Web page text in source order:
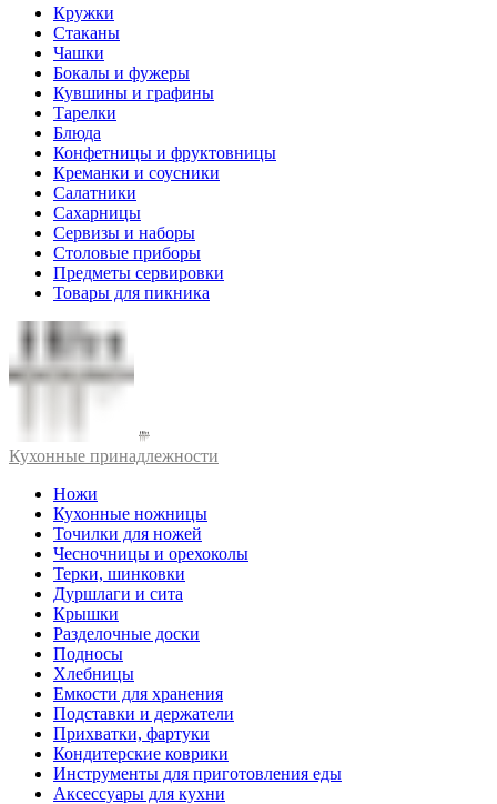
Кружки
Стаканы
Чашки
Бокалы и фужеры
Кувшины и графины
Тарелки
Блюда
Конфетницы и фруктовницы
Креманки и соусники
Салатники
Сахарницы
Сервизы и наборы
Столовые приборы
Предметы сервировки
Товары для пикника
Кухонные принадлежности
Ножи
Кухонные ножницы
Точилки для ножей
Чесночницы и орехоколы
Терки, шинковки
Дуршлаги и сита
Крышки
Разделочные доски
Подносы
Хлебницы
Емкости для хранения
Подставки и держатели
Прихватки, фартуки
Кондитерские коврики
Инструменты для приготовления еды
Аксессуары для кухни